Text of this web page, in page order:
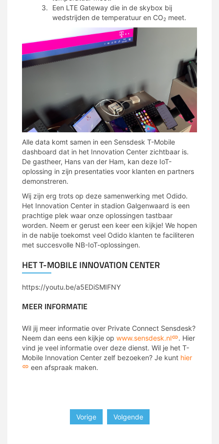
Een LTE Gateway die in de skybox bij
wedstrijden de temperatuur en CO2 meet.
Alle data komt samen in een Sensdesk T-Mobile
dashboard dat in het Innovation Center zichtbaar is.
De gastheer, Hans van der Ham, kan deze IoT-
oplossing in zijn presentaties voor klanten en partners
demonstreren.
Wij zijn erg trots op deze samenwerking met Odido.
Het Innovation Center in stadion Galgenwaard is een
prachtige plek waar onze oplossingen tastbaar
worden. Neem er gerust een keer een kijkje! We hopen
in de nabije toekomst veel Odido klanten te faciliteren
met succesvolle NB-IoT-oplossingen.
HET T-MOBILE INNOVATION CENTER
https://youtu.be/a5EDiSMIFNY
MEER INFORMATIE
Wil jij meer informatie over Private Connect Sensdesk?
Neem dan eens een kijkje op www.sensdesk.nl
. Hier
vind je veel informatie over deze dienst. Wil je het T-
Mobile Innovation Center zelf bezoeken? Je kunt hier
een afspraak maken.
Vorige Volgende